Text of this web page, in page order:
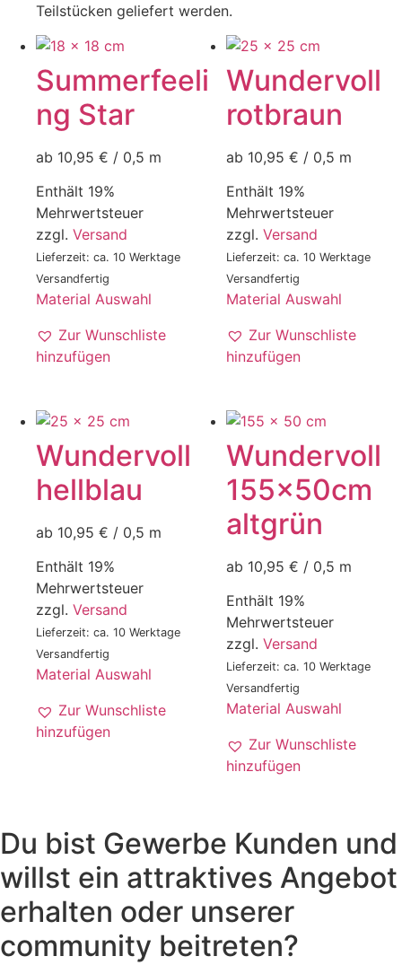
Teilstücken geliefert werden.
Summerfeeli
ng Star
ab 10,95 € / 0,5 m
Enthält 19%
Mehrwertsteuer
zzgl. Versand
Lieferzeit: ca. 10 Werktage
Versandfertig
Material Auswahl
Zur Wunschliste
hinzufügen
Wundervoll
rotbraun
ab 10,95 € / 0,5 m
Enthält 19%
Mehrwertsteuer
zzgl.Versand
Lieferzeit: ca. 10 Werktage
Versandfertig
Material Auswahl
Zur Wunschliste
hinzufügen
Wundervoll
hellblau
ab 10,95 € / 0,5 m
Enthält 19%
Mehrwertsteuer
zzgl. Versand
Lieferzeit: ca. 10 Werktage
Versandfertig
Material Auswahl
Zur Wunschliste
hinzufügen
Wundervoll
155x50cm
altgrün
ab 10,95 € / 0,5 m
Enthält 19%
Mehrwertsteuer
zzgl.Versand
Lieferzeit: ca. 10 Werktage
Versandfertig
Material Auswahl
Zur Wunschliste
hinzufügen
Du bist Gewerbe Kunden und
willst ein attraktives Angebot
erhalten oder unserer
community beitreten?